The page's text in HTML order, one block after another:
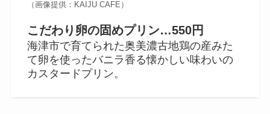
（画像提供：KAIJU CAFE）
こだわり卵の固めプリン…550円
海津市で育てられた奥美濃古地鶏の産みた
て卵を使ったバニラ香る懐かしい味わいの
カスタードプリン。